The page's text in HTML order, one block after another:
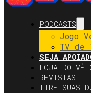
PODCASTS
Jogo
TV de
SEJA
LOJA DO
REVISTAS
TIRE SUAS